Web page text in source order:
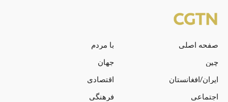
صفحه اصلی
با مردم
چین
جهان
ایران/افغانستان
اقتصادی
اجتماعی
فرهنگی